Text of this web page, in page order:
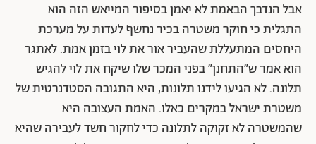
אבל הנדבך הבאמת לא יאמן בסיפור המייאש הזה הוא
התגלית כי חוקר משטרה בכיר נחשף לעדות על מערכת
היחסים המתעללת שהעביר אור את לוי בזמן אמת. לאתגר
הוא אמר ש״התחנן״ בפני המכר שלו שיקח את לוי להגיש
תלונה. לא הגיעו לידנו תלונות, היא התגובה הסטדנרטית של
משטרת ישראל במקרים כאלו. האמת העצובה היא
שהמשטרה לא זקוקה לתלונה כדי לחקור חשד לעבירה שהיא